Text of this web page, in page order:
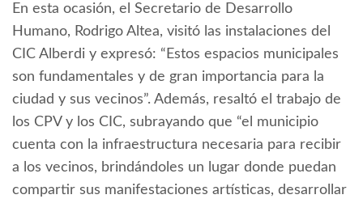
En esta ocasión, el Secretario de Desarrollo
Humano, Rodrigo Altea, visitó las instalaciones del
CIC Alberdi y expresó: “Estos espacios municipales
son fundamentales y de gran importancia para la
ciudad y sus vecinos”. Además, resaltó el trabajo de
los CPV y los CIC, subrayando que “el municipio
cuenta con la infraestructura necesaria para recibir
a los vecinos, brindándoles un lugar donde puedan
compartir sus manifestaciones artísticas, desarrollar